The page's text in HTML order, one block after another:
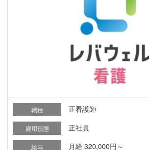
職種 正看護師
雇用形態 正社員
給与 月給 320,000円～